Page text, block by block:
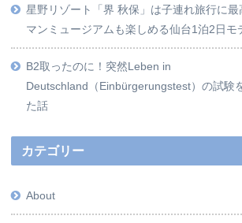
星野リゾート「界 秋保」は子連れ旅行に
マンミュージアムも楽しめる仙台1泊2日モ
B2取ったのに！突然Leben in
Deutschland（Einbürgerungstest）の試験
た話
カテゴリー
About